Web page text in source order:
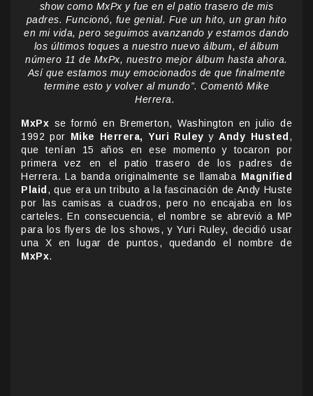
show como MxPx y fue en el patio trasero de mis
padres. Funcionó, fue genial. Fue un hito, un gran hito
en mi vida, pero seguimos avanzando y estamos dando
los últimos toques a nuestro nuevo álbum, el álbum
número 11 de MxPx, nuestro mejor álbum hasta ahora.
Así que estamos muy emocionados de que finalmente
termine esto y volver al mundo”. Comentó Mike
Herrera.
MxPx se formó en Bremerton, Washington en julio de
1992 por Mike Herrera, Yuri Ruley yAndy Husted ,
que tenían 15 años en ese momento y tocaron por
primera vez en el patio trasero de los padres de
Herrera. La banda originalmente se llamaba Magnified
Plaid , que era un tributo a la fascinación de Andy Huste
por las camisas a cuadros, pero no encajaba en los
carteles. En consecuencia, el nombre se abrevió a MP
para los flyers de los shows, y Yuri Ruley, decidió usar
una X en lugar de puntos, quedando el nombre de
MxPx.